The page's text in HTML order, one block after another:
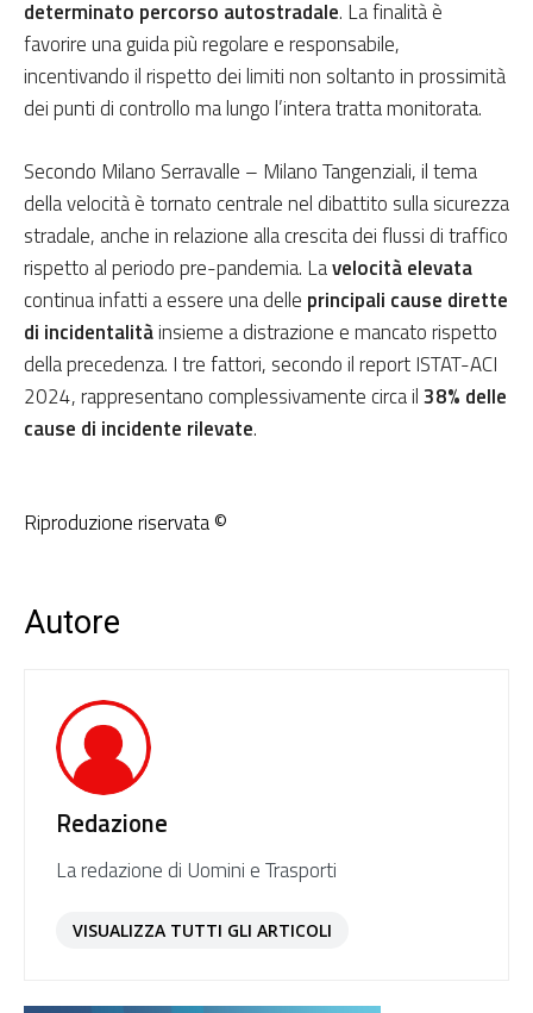
determinato percorso autostradale. La finalità è
favorire una guida più regolare e responsabile,
incentivando il rispetto dei limiti non soltanto in prossimità
dei punti di controllo ma lungo l’intera tratta monitorata.
Secondo Milano Serravalle – Milano Tangenziali, il tema
della velocità è tornato centrale nel dibattito sulla sicurezza
stradale, anche in relazione alla crescita dei flussi di traffico
rispetto al periodo pre-pandemia. Lavelocità elevata
continua infatti a essere una delle principali cause dirette
di incidentalitàinsieme a distrazione e mancato rispetto
della precedenza. I tre fattori, secondo il report ISTAT-ACI
2024, rappresentano complessivamente circa il38% delle
cause di incidente rilevate.
Riproduzione riservata ©
Autore
Redazione
La redazione di Uomini e Trasporti
VISUALIZZA TUTTI GLI ARTICOLI